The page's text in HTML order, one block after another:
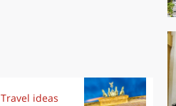
Travel ideas